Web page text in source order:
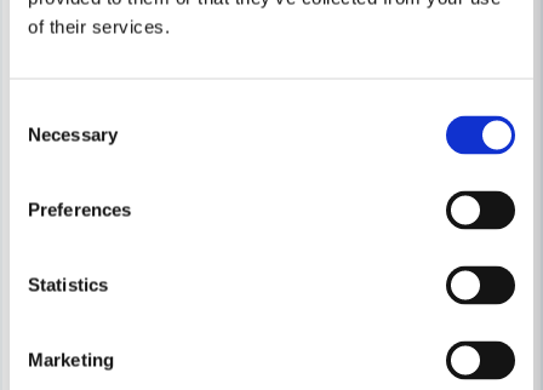
of their services.
Selection
Necessary
Preferences
Statistics
Marketing Weber 7005 Skärbräda